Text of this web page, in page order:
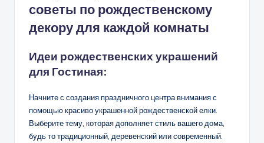
советы по рождественскому
декору для каждой комнаты
Идеи рождественских украшений
для Гостиная:
Начните с создания праздничного центра внимания с
помощью красиво украшенной рождественской елки.
Выберите тему, которая дополняет стиль вашего дома,
будь то традиционный, деревенский или современный.